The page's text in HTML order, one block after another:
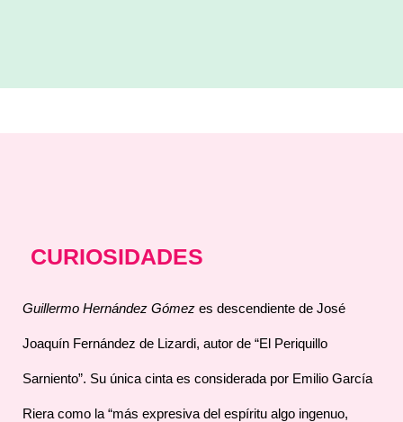
CURIOSIDADES
Guillermo Hernández Gómez es descendiente de José
Joaquín Fernández de Lizardi, autor de “El Periquillo
Sarniento”. Su única cinta es considerada por Emilio García
Riera como la “más expresiva del espíritu algo ingenuo,